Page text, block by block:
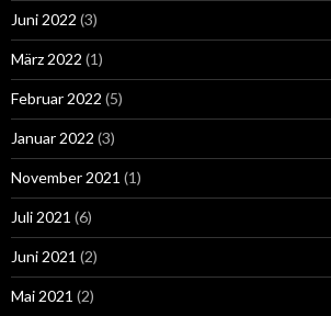
Juni 2022 (3)
März 2022 (1)
Februar 2022 (5)
Januar 2022 (3)
November 2021 (1)
Juli 2021 (6)
Juni 2021 (2)
Mai 2021 (2)